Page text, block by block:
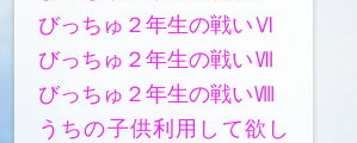
びっちゅ２年生の戦いⅥ
びっちゅ２年生の戦いⅦ
びっちゅ２年生の戦いⅧ
うちの子供利用して欲し